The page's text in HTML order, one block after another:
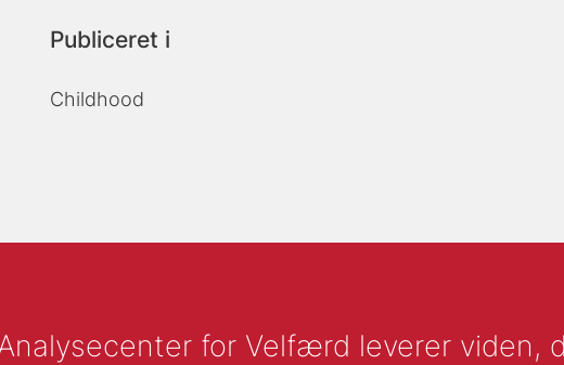
Publiceret i
Childhood
for Velfærd leverer viden,